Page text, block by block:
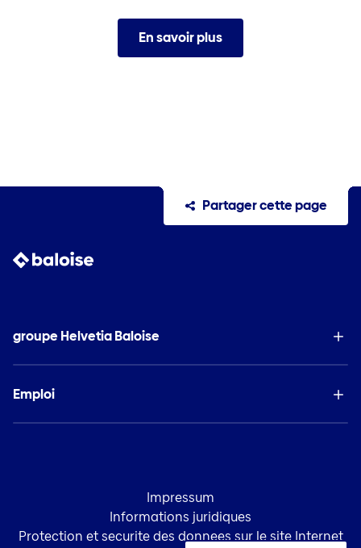
En savoir plus
Partager cette page
groupe Helvetia Baloise
Emploi
Impressum
Informations juridiques
Protection et securite des donnees sur le site Internet